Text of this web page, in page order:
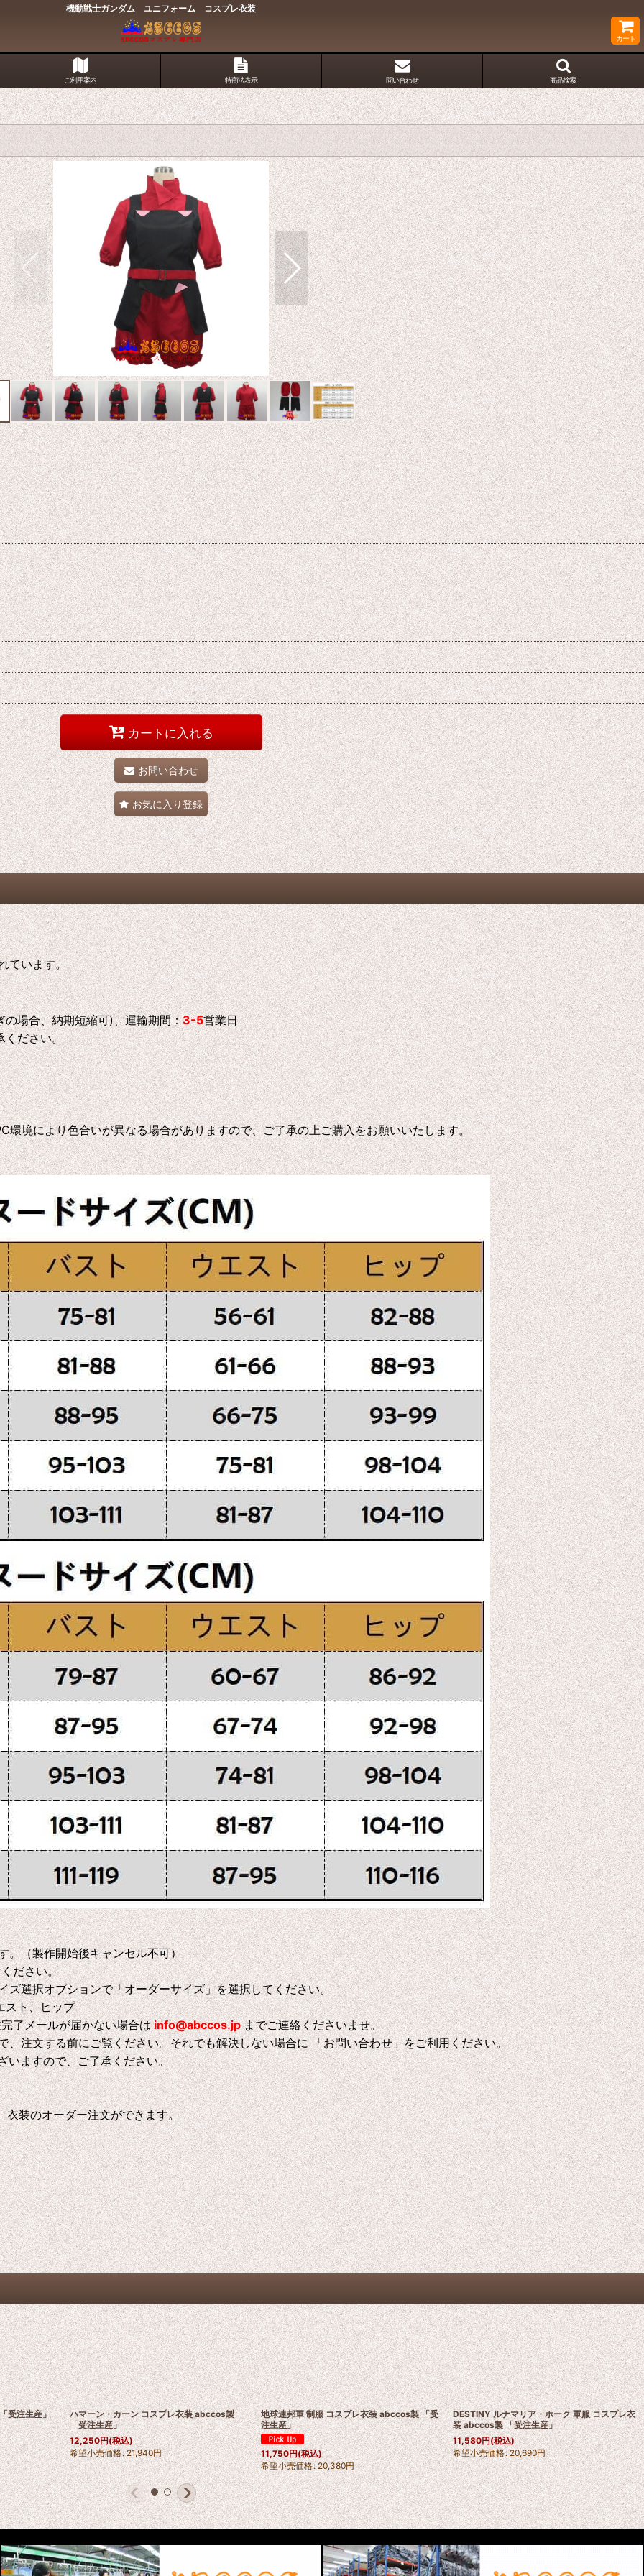
機動戦士ガンダム ユニフォーム コスプレ衣装
カート
ご利用案内 特商法表示 問い合わせ 商品検索
カートに入れる
お問い合わせ
お気に入り登録
ています。
の場合、納期短縮可)、運輸期間：3-5営業日
ください。
境により色合いが異なる場合がありますので、ご了承の上ご購入をお願いいたします。
。（製作開始後キャンセル不可）
ださい。
選択オブションで「オーダーサイズ」を選択してください。
スト、ヒップ
了メールが届かない場合はinfo@abccos.jp までご連絡くださいませ。
注文する前にご覧ください。それでも解決しない場合に 「お問い合わせ」をご利用ください。
いますので、ご了承ください。
衣装のオーダー注文ができます。
受注生産」
ハマーン・カーン コスプレ衣装 abccos製
「受注生産」
12,250円(税込)
希望小売価格: 21,940円
地球連邦軍 制服 コスプレ衣装 abccos製 「受
注生産」
11,750円(税込)
希望小売価格: 20,380円
DESTINY ルナマリア・ホーク 軍服 コスプレ衣
装 abccos製 「受注生産」
11,580円(税込)
希望小売価格: 20,690円